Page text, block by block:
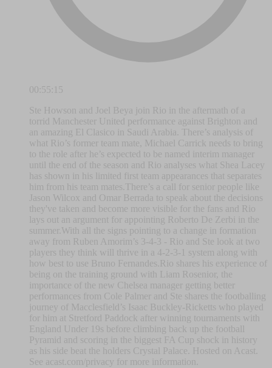
00:55:15
Ste Howson and Joel Beya join Rio in the aftermath of a
torrid Manchester United performance against Brighton and
an amazing El Clasico in Saudi Arabia. There’s analysis of
what Rio’s former team mate, Michael Carrick needs to bring
to the role after he’s expected to be named interim manager
until the end of the season and Rio analyses what Shea Lacey
has shown in his limited first team appearances that separates
him from his team mates.There’s a call for senior people like
Jason Wilcox and Omar Berrada to speak about the decisions
they've taken and become more visible for the fans and Rio
lays out an argument for appointing Roberto De Zerbi in the
summer.With all the signs pointing to a change in formation
away from Ruben Amorim’s 3-4-3 - Rio and Ste look at two
players they think will thrive in a 4-2-3-1 system along with
how best to use Bruno Fernandes.Rio shares his experience of
being on the training ground with Liam Rosenior, the
importance of the new Chelsea manager getting better
performances from Cole Palmer and Ste shares the footballing
journey of Macclesfield’s Isaac Buckley-Ricketts who played
for him at Stretford Paddock after winning tournaments with
England Under 19s before climbing back up the football
Pyramid and scoring in the biggest FA Cup shock in history
as his side beat the holders Crystal Palace. Hosted on Acast.
See acast.com/privacy for more information.